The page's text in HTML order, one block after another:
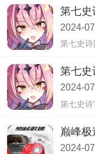
款游戏
的赛事中
同类型
第七史
2024-
第七史
七史诗国
富的游戏
地沉浸在
第七史
2024-
第七史诗
第七史
live2D画
方面刻
巅峰
2024-